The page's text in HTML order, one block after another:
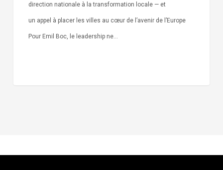
direction nationale à la transformation locale — et
un appel à placer les villes au cœur de l’avenir de l’Europe
Pour Emil Boc, le leadership ne…